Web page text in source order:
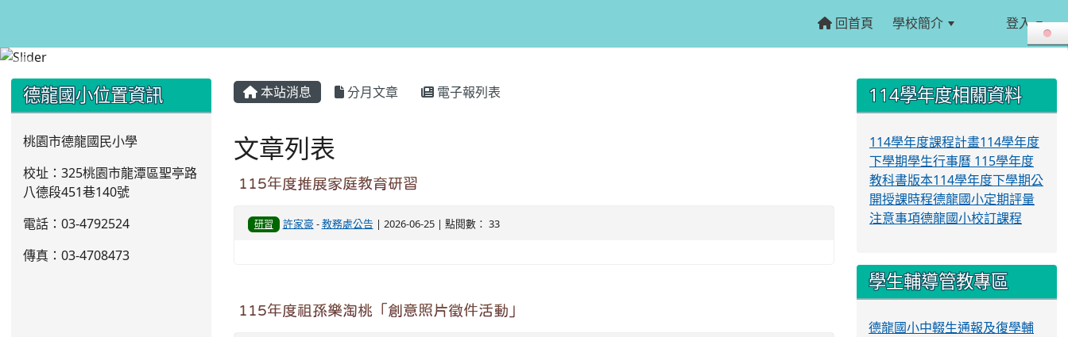
回首頁 學校簡介 登入
本站消息 分月文章 電子報列表
文章列表
115年度推展家庭教育研習
研習 許家豪 -教務處公告 | 2026-06-25 | 點閱數： 33
115年度祖孫樂淘桃「創意照片徵件活動」
::: 德龍國小位置資訊
桃園市德龍國民小學
校址：325桃園市龍潭區聖亭路
八德段451巷140號
電話：03-4792524
傳真：03-4708473
::: 114學年度相關資料
114學年度課程計畫114學年度
下學期學生行事曆 115學年度
教科書版本114學年度下學期公
開授課時程德龍國小定期評量
注意事項德龍國小校訂課程
學生輔導管教專區
德龍國小中輟生通報及復學輔